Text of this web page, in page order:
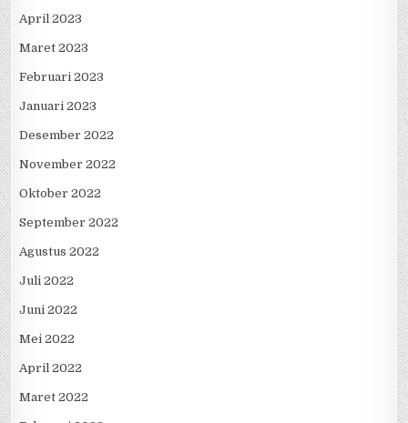
April 2023
Maret 2023
Februari 2023
Januari 2023
Desember 2022
November 2022
Oktober 2022
September 2022
Agustus 2022
Juli 2022
Juni 2022
Mei 2022
April 2022
Maret 2022